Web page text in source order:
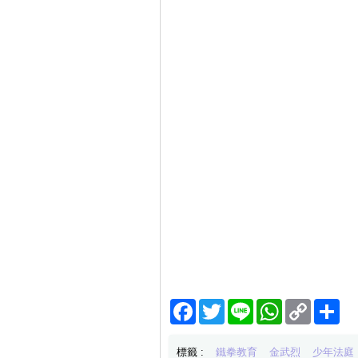
Facebook
TwitterLine WhatsApp
Copy
Link
分
標籤 : 鐵拳教育 金武烈 少年法庭